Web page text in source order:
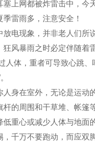
网都被炸雷击中，今天
雷雨多，注意安全！
现象，并非老人们所说
狂风暴雨之时必定伴随着
人体，重者可导致心跳
在室外，无论是运动的
的周围和干草堆、帐篷
低重心或减少人体与地面
，千万不要跑动，而应双